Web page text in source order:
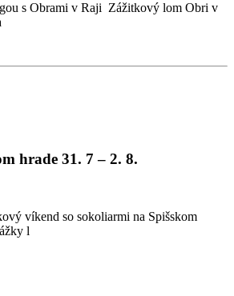
s Obrami v Raji Zážitkový lom Obri v
hrade 31. 7 – 2. 8.
víkend so sokoliarmi na Spišskom
l